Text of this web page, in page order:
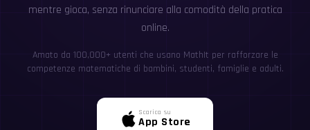
mentre gioca, senza rinunciare alla comodità della pratica
online.
Amato da 100,000+ utenti che usano MathIt per rafforzare le
competenze matematiche di bambini, studenti, famiglie e adulti.
Scarica su
App Store